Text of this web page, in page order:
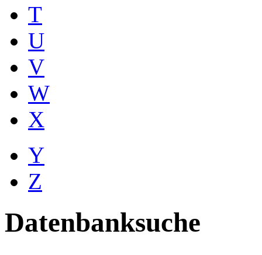
T
U
V
W
X
Y
Z
Datenbanksuche